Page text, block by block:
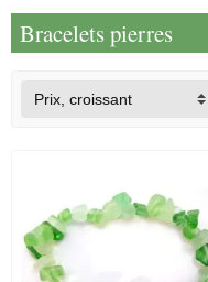
Bracelets pierres
Prix, croissant